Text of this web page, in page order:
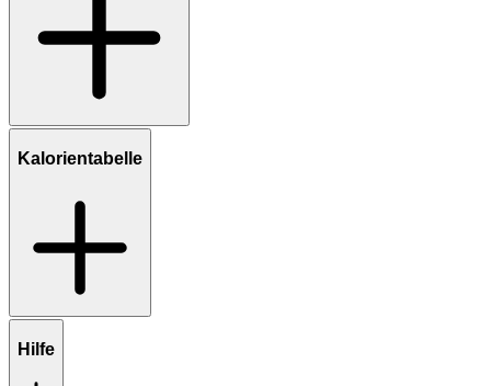
Kalorientabelle
Hilfe